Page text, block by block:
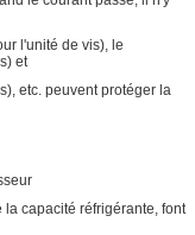
l'unité de vis), le
et
etc. peuvent protéger la
capacité réfrigérante, font